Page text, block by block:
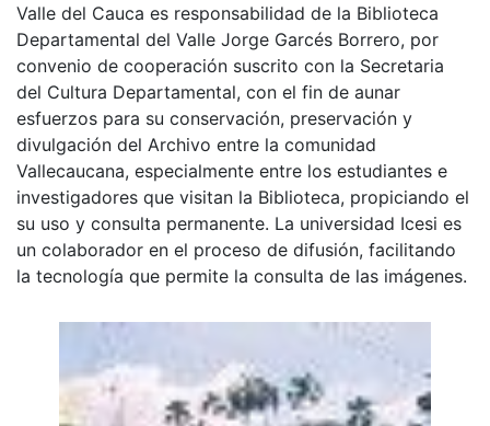
Valle del Cauca es responsabilidad de la Biblioteca
Departamental del Valle Jorge Garcés Borrero, por
convenio de cooperación suscrito con la Secretaria
del Cultura Departamental, con el fin de aunar
esfuerzos para su conservación, preservación y
divulgación del Archivo entre la comunidad
Vallecaucana, especialmente entre los estudiantes e
investigadores que visitan la Biblioteca, propiciando el
su uso y consulta permanente. La universidad Icesi es
un colaborador en el proceso de difusión, facilitando
la tecnología que permite la consulta de las imágenes.